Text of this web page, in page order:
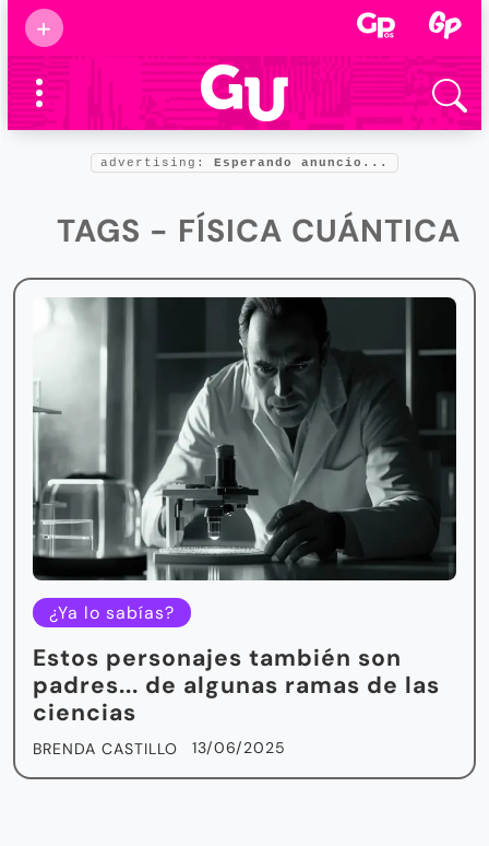
+
Supermamás
2025
Marcas de
confianza
Foro salud
advertising: Esperando anuncio...
TAGS - FÍSICA CUÁNTICA
¿Ya lo sabías?
Estos personajes también son
padres... de algunas ramas de las
ciencias
BRENDA CASTILLO 13/06/2025